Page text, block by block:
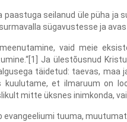
seilanud üle püha ja
sügavustesse ja
vaid meie
Ja ülestõusnud
täidetud: taevas,
et ilmaruum on
mitte üksnes inimkonda,
tuuma,